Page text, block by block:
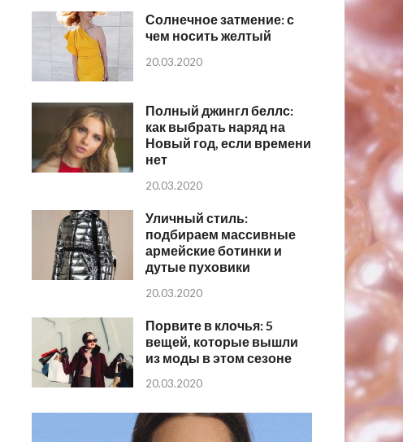
Солнечное затмение: с
чем носить желтый
20.03.2020
Полный джингл беллс:
как выбрать наряд на
Новый год, если времени
нет
20.03.2020
Уличный стиль:
подбираем массивные
армейские ботинки и
дутые пуховики
20.03.2020
Порвите в клочья: 5
вещей, которые вышли
из моды в этом сезоне
20.03.2020